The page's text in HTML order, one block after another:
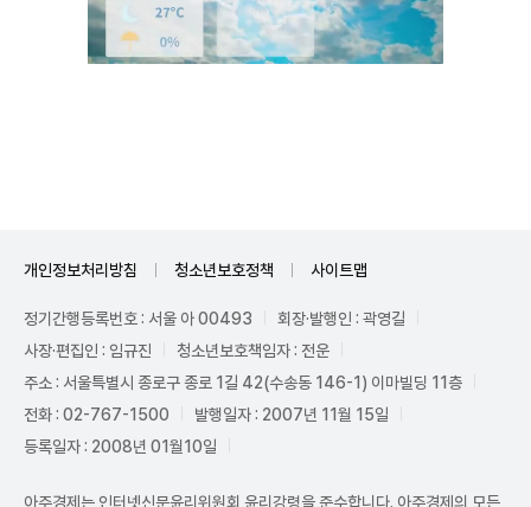
개인정보처리방침 청소년보호정책 사이트맵
정기간행등록번호 : 서울 아 00493
회장·발행인 : 곽영길
사장·편집인 : 임규진
청소년보호책임자 : 전운
주소 : 서울특별시 종로구 종로 1길 42(수송동 146-1) 이마빌딩 11층
전화 : 02-767-1500
발행일자 : 2007년 11월 15일
등록일자 : 2008년 01월10일
아주경제는 인터넷신문윤리위원회 윤리강령을 준수합니다. 아주경제의 모든